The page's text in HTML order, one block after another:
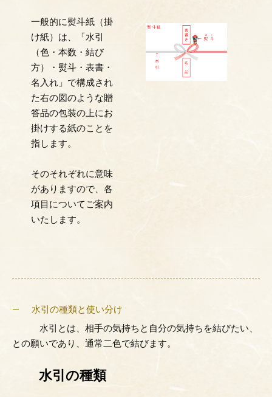
一般的に熨斗紙（掛
け紙）は、「水引
（色・本数・結び
方）・熨斗・表書・
名入れ」で構成され
た右の図のような贈
答品の包装の上にお
掛けする紙のことを
指します。
そのそれぞれに意味
がありますので、各
項目についてご案内
いたします。
水引の種類と使い分け
水引とは、相手の気持ちと自分の気持ちを結びたい、
との願いであり、通常二色で結びます。
水引の種類